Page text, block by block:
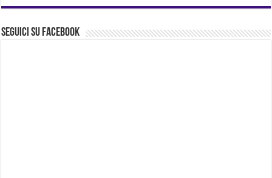
Seguici su Facebook